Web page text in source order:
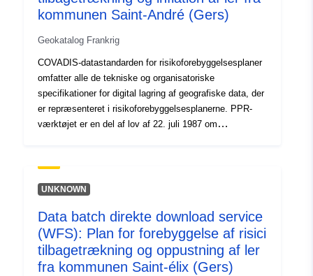
kommunen Saint-André (Gers)
Geokatalog Frankrig
COVADIS-datastandarden for risikoforebyggelsesplaner
omfatter alle de tekniske og organisatoriske
specifikationer for digital lagring af geografiske data, der
er repræsenteret i risikoforebyggelsesplanerne. PPR-
værktøjet er en del af lov af 22. juli 1987 om
af et RPP er statens ansvar. Det besluttes af præfekten.
UNKNOWN
Data batch direkte download service
(WFS): Plan for forebyggelse af risici
tilbagetrækning og oppustning af ler
fra kommunen Saint-élix (Gers)